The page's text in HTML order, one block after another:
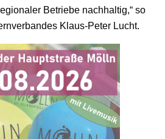
Betriebe nachhaltig,“ so
Klaus-Peter Lucht.